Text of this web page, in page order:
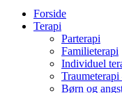
Forside
Terapi
Parterapi
Familieterapi
Individuel
Børn og